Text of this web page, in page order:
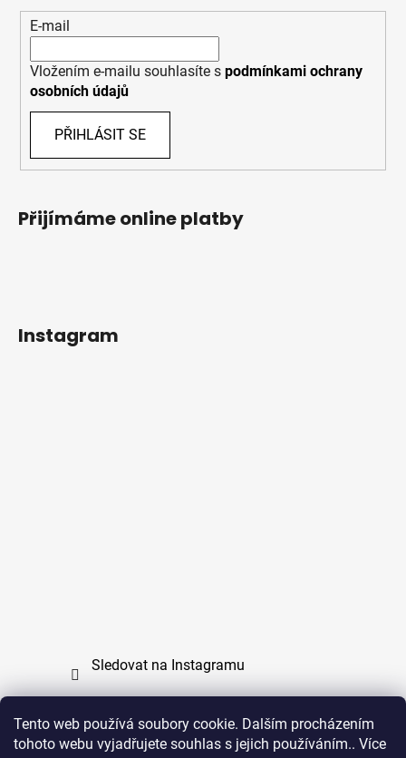
Tento web používá soubory cookie. Dalším procházením
tohoto webu vyjadřujete souhlas s jejich používáním.. Více
E-mail
Vložením e-mailu souhlasíte s podmínkami ochrany
osobních údajů
PŘIHLÁSIT SE
Přijímáme online platby
Instagram
Sledovat na Instagramu